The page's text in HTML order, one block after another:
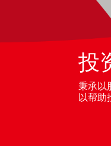
投
秉承以
以帮助